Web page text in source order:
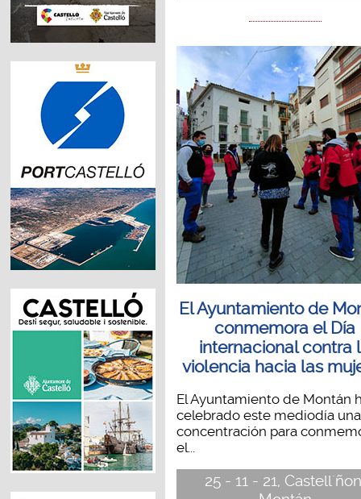
El Ayuntamiento de
conmemora el Día
internacional contra
violencia hacia las
El Ayuntamiento de Montán
celebrado este mediodía una
concentración para
el...
25 - 11 - 21,